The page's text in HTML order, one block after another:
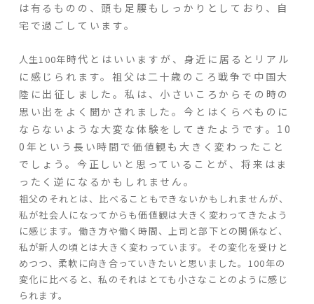
- ARS WAY
- 設計コンセプト
デザイン
- 空間デザイン
- 内観デザイン
- 生活デザイン
- 外構デザイン
性能
- 高断熱性能
- 高耐震性能
- 高耐久性能
- 保証
は有るものの、頭も足腰もしっかりとしており、自
宅で過ごしています。
人生100年時代とはいいますが、身近に居るとリアル
に感じられます。祖父は二十歳のころ戦争で中国大
陸に出征しました。私は、小さいころからその時の
思い出をよく聞かされました。今とはくらべものに
ならないような大変な体験をしてきたようです。10
0年という長い時間で価値観も大きく変わったこと
でしょう。今正しいと思っていることが、将来はま
ったく逆になるかもしれません。
祖父のそれとは、比べることもできないかもしれませんが、
私が社会人になってからも価値観は大きく変わってきたよう
に感じます。働き方や働く時間、上司と部下との関係など、
私が新人の頃とは大きく変わっています。その変化を受けと
めつつ、柔軟に向き合っていきたいと思いました。100年の
変化に比べると、私のそれはとても小さなことのように感じ
られます。